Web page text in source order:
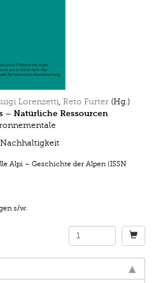
Lorenzetti Reto Furter (Hg.)
– Natürliche Ressourcen
Alpi – Geschichte der Alpen (ISSN
s/w.